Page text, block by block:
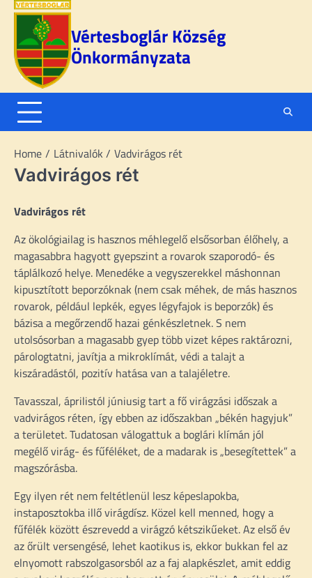
Skip
content
Vértesboglár Község
Önkormányzata
Home Látnivalók Vadvirágos rét
Vadvirágos rét
Vadvirágos rét
Az ökológiailag is hasznos méhlegelő elsősorban élőhely, a
magasabbra hagyott gyepszint a rovarok szaporodó- és
táplálkozó helye. Menedéke a vegyszerekkel máshonnan
kipusztított beporzóknak (nem csak méhek, de más hasznos
rovarok, például lepkék, egyes légyfajok is beporzók) és
bázisa a megőrzendő hazai génkészletnek. S nem
utolsósorban a magasabb gyep több vizet képes raktározni,
párologtatni, javítja a mikroklímát, védi a talajt a
kiszáradástól, pozitív hatása van a talajéletre.
Tavasszal, áprilistól júniusig tart a fő virágzási időszak a
vadvirágos réten, így ebben az időszakban „békén hagyjuk”
a területet. Tudatosan válogattuk a boglári klímán jól
megélő virág- és fűféléket, de a madarak is „besegítettek” a
magszórásba.
Egy ilyen rét nem feltétlenül lesz képeslapokba,
instaposztokba illő virágdísz. Közel kell menned, hogy a
fűfélék között észrevedd a virágzó kétszikűeket. Az első év
az őrült versengésé, lehet kaotikus is, ekkor bukkan fel az
elnyomott rabszolgasorsból az a faj alapkészlet, amit eddig